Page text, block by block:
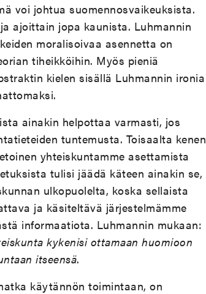
voi johtua suomennosvaikeuksista.
ajoittain jopa kaunista. Luhmannin
moralisoivaa asennetta on
tiheikköihin. Myös pieniä
kielen sisällä Luhmannin ironia
ainakin helpottaa varmasti, jos
tuntemusta. Toisaalta kenen
yhteiskuntamme asettamista
tulisi jäädä käteen ainakin se,
ulkopuolelta, koska sellaista
ja käsiteltävä järjestelmämme
informaatiota. Luhmannin mukaan:
kykenisi ottamaan huomioon
itseensä.
käytännön toimintaan, on